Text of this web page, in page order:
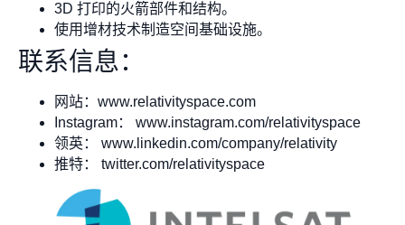
3D 打印的火箭部件和结构。
使用增材技术制造空间基础设施。
联系信息：
网站：www.relativityspace.com
Instagram： www.instagram.com/relativityspace
领英： www.linkedin.com/company/relativity
推特： twitter.com/relativityspace